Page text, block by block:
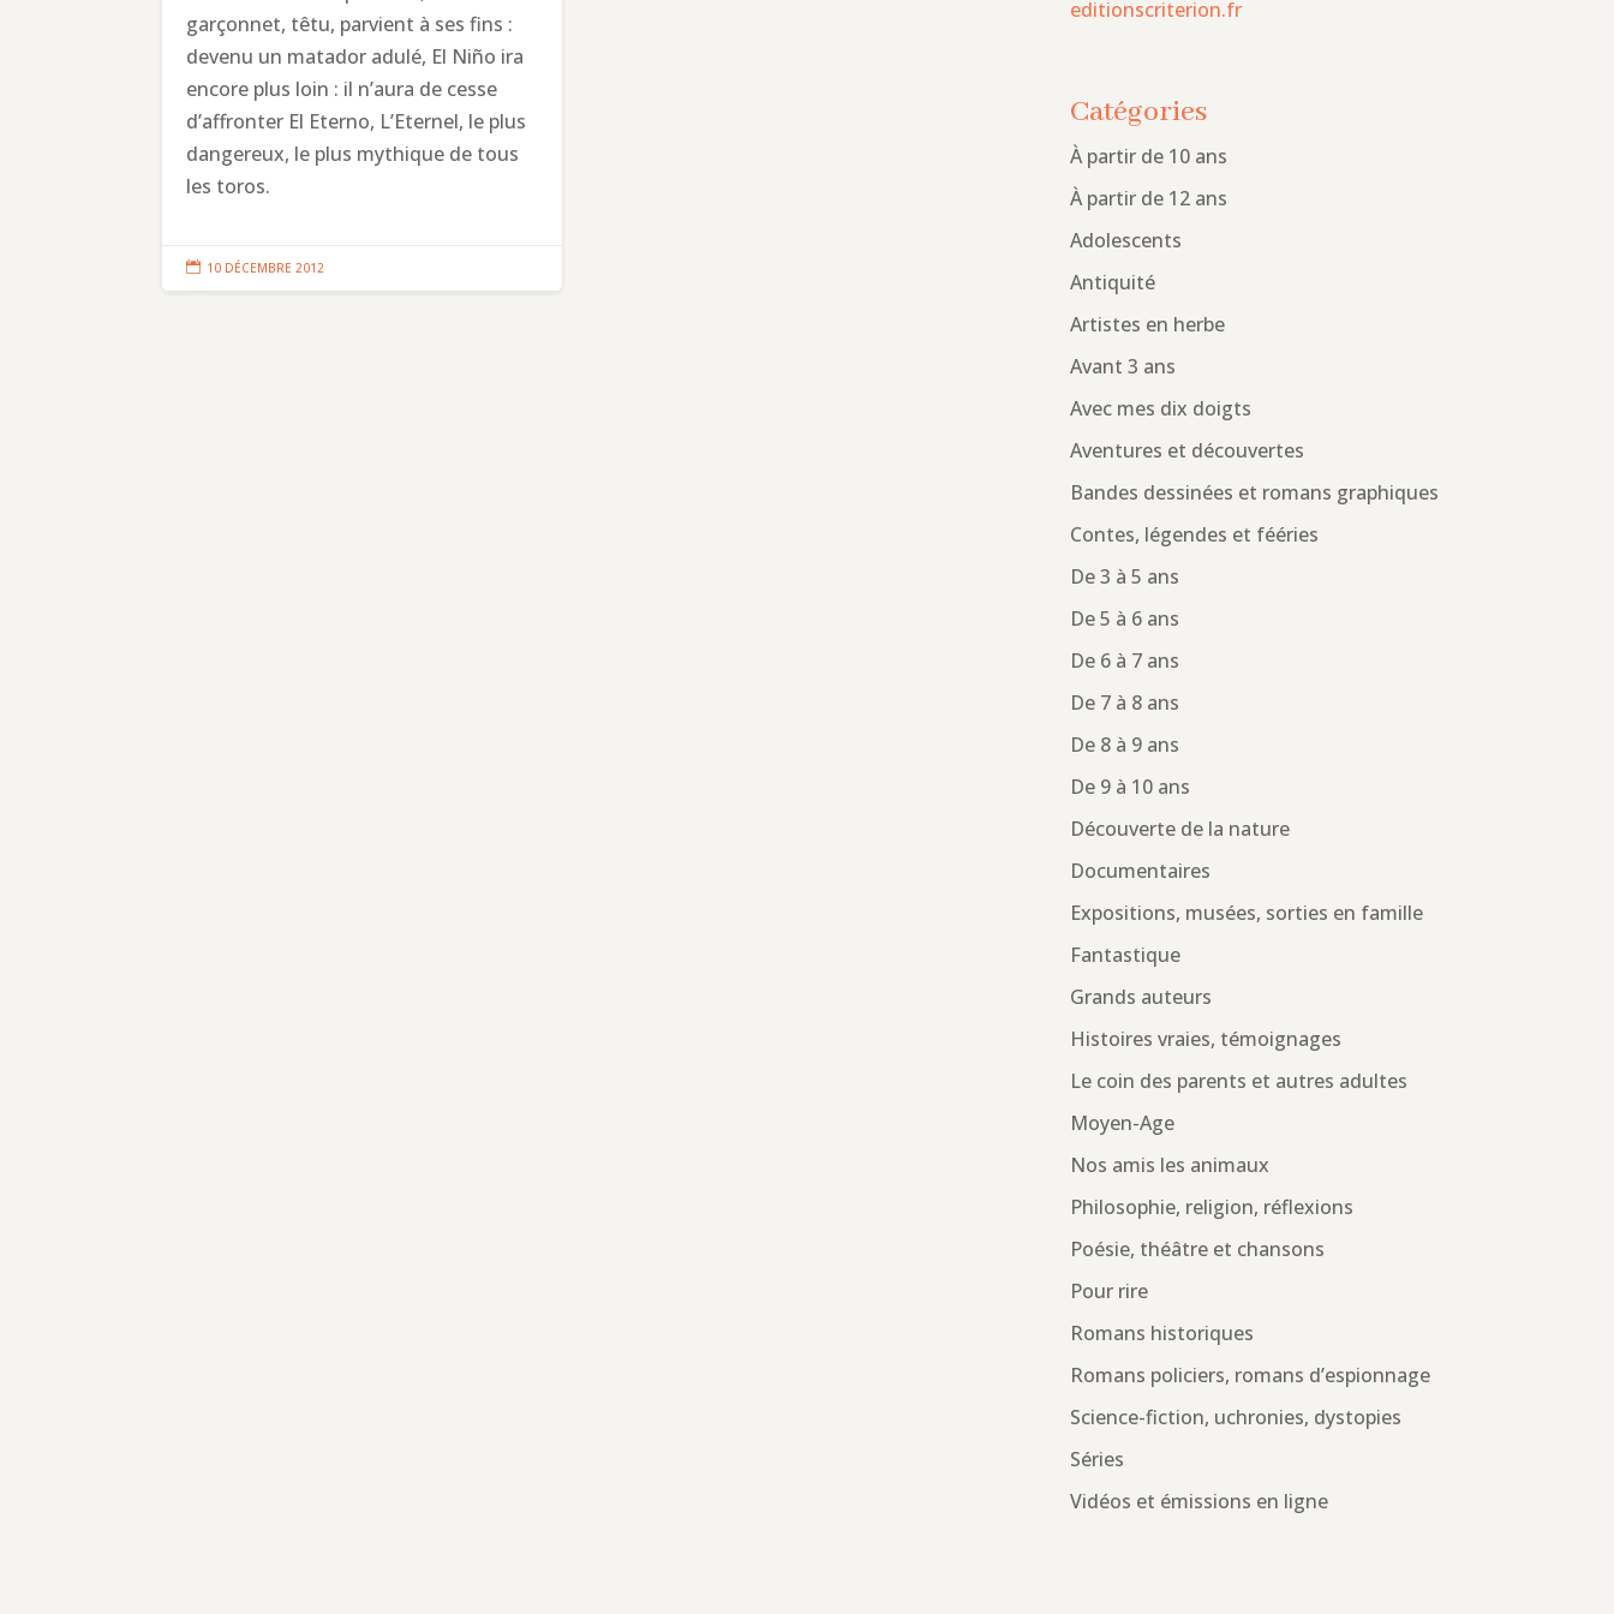
garçonnet, têtu, parvient à ses fins :
devenu un matador adulé, El Niño ira
encore plus loin : il n’aura de cesse
d’affronter El Eterno, L’Eternel, le plus
dangereux, le plus mythique de tous
les toros.
 10 DÉCEMBRE 2012
editionscriterion.fr
Catégories
À partir de 10 ans
À partir de 12 ans
Adolescents
Antiquité
Artistes en herbe
Avant 3 ans
Avec mes dix doigts
Aventures et découvertes
Bandes dessinées et romans graphiques
Contes, légendes et fééries
De 3 à 5 ans
De 5 à 6 ans
De 6 à 7 ans
De 7 à 8 ans
De 8 à 9 ans
De 9 à 10 ans
Découverte de la nature
Documentaires
Expositions, musées, sorties en famille
Fantastique
Grands auteurs
Histoires vraies, témoignages
Le coin des parents et autres adultes
Moyen-Age
Nos amis les animaux
Philosophie, religion, réflexions
Poésie, théâtre et chansons
Pour rire
Romans historiques
Romans policiers, romans d’espionnage
Science-fiction, uchronies, dystopies
Séries
Vidéos et émissions en ligne